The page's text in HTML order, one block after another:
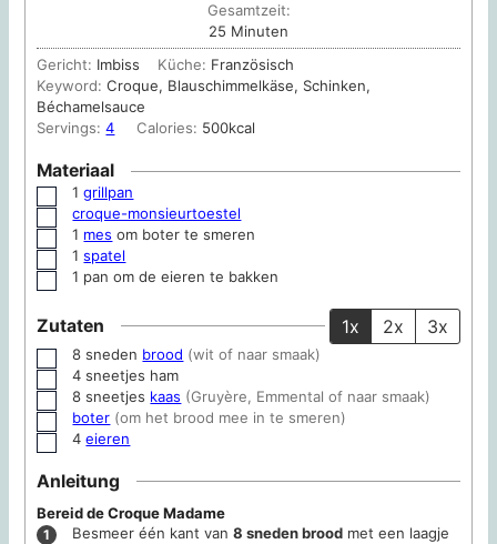
Gesamtzeit:
25 Minuten
Minuten
Gericht: Imbiss Küche: Französisch
Keyword:Croque, Blauschimmelkäse, Schinken,
Béchamelsauce
Servings:4 Calories: 500kcal
Materiaal
▢
1grillpan
▢
croque-monsieurtoestel
▢
1 mes om boter te smeren
▢
1spatel
▢
1 panom de eieren te bakken
Zutaten 1x 2x 3x
▢
8 sneden brood (wit of naar smaak)
▢
4 sneetjes ham
▢
8 sneetjes kaas (Gruyère, Emmental of naar smaak)
▢
boter (om het brood mee in te smeren)
▢
4 eieren
Anleitung
Bereid de Croque Madame
Besmeer één kant van8 sneden brood met een laagje